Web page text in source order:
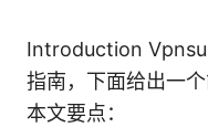
Introduction
指南，下面给出一
本文要点：